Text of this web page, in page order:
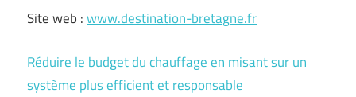
Site web :www.destination-bretagne.fr
Réduire le budget du chauffage en misant sur un
système plus efficient et responsable